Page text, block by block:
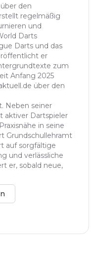
den
regelmäßig
und
Darts
Darts und das
er
zum
Anfang 2025
über den
Neben seiner
aktiver Dartspieler
in seine
Grundschullehramt
auf sorgfältige
und verlässliche
er, sobald neue,